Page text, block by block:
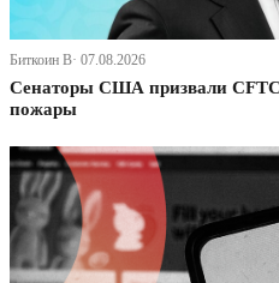
Биткоин В· 07.08.2026
Сенаторы США призвали CFTC
пожары